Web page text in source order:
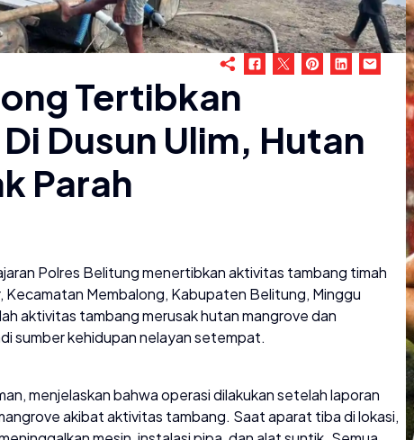
Tertibkan
Dusun Ulim, Hutan
Parah
Polres Belitung menertibkan aktivitas tambang timah
Kecamatan Membalong, Kabupaten Belitung, Minggu
aktivitas tambang merusak hutan mangrove dan
sumber kehidupan nelayan setempat.
menjelaskan bahwa operasi dilakukan setelah laporan
akibat aktivitas tambang. Saat aparat tiba di lokasi,